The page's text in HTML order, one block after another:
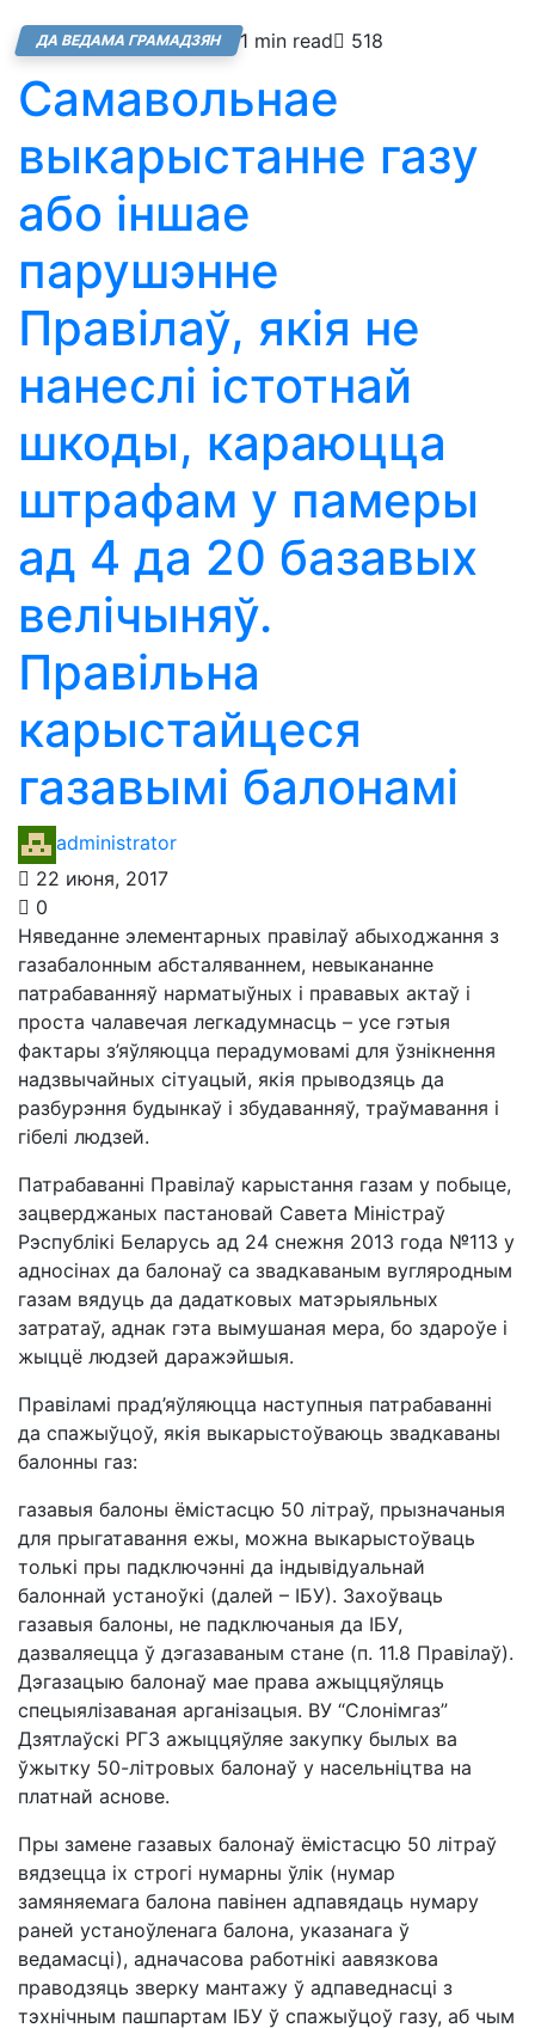
ДА ВЕДАМА ГРАМАДЗЯН 1 min read 518
Самавольнае
выкарыстанне газу
або іншае
парушэнне
Правілаў, якія не
нанеслі істотнай
шкоды, караюцца
штрафам у памеры
ад 4 да 20 базавых
велічыняў.
Правільна
карыстайцеся
газавымі балонамі
administrator
22 июня, 2017
0
Няведанне элементарных правілаў абыходжання з
газабалонным абсталяваннем, невыкананне
патрабаванняў нарматыўных і прававых актаў і
проста чалавечая легкадумнасць – усе гэтыя
фактары з’яўляюцца перадумовамі для ўзнікнення
надзвычайных сітуацый, якія прыводзяць да
разбурэння будынкаў і збудаванняў, траўмавання і
гібелі людзей.
Патрабаванні Правілаў карыстання газам у побыце,
зацверджаных пастановай Савета Міністраў
Рэспублікі Беларусь ад 24 снежня 2013 года №113 у
адносінах да балонаў са звадкаваным вугляродным
газам вядуць да дадатковых матэрыяльных
затратаў, аднак гэта вымушаная мера, бо здароўе і
жыццё людзей даражэйшыя.
Правіламі прад’яўляюцца наступныя патрабаванні
да спажыўцоў, якія выкарыстоўваюць звадкаваны
балонны газ:
газавыя балоны ёмістасцю 50 літраў, прызначаныя
для прыгатавання ежы, можна выкарыстоўваць
толькі пры падключэнні да індывідуальнай
балоннай устаноўкі (далей – ІБУ). Захоўваць
газавыя балоны, не падключаныя да ІБУ,
дазваляецца ў дэгазаваным стане (п. 11.8 Правілаў).
Дэгазацыю балонаў мае права ажыццяўляць
спецыялізаваная арганізацыя. ВУ “Слонімгаз”
Дзятлаўскі РГЗ ажыццяўляе закупку былых ва
ўжытку 50-літровых балонаў у насельніцтва на
платнай аснове.
Пры замене газавых балонаў ёмістасцю 50 літраў
вядзецца іх строгі нумарны ўлік (нумар
замяняемага балона павінен адпавядаць нумару
раней устаноўленага балона, указанага ў
ведамасці), адначасова работнікі аавязкова
праводзяць зверку мантажу ў адпаведнасці з
тэхнічным пашпартам ІБУ ў спажыўцоў газу, аб чым